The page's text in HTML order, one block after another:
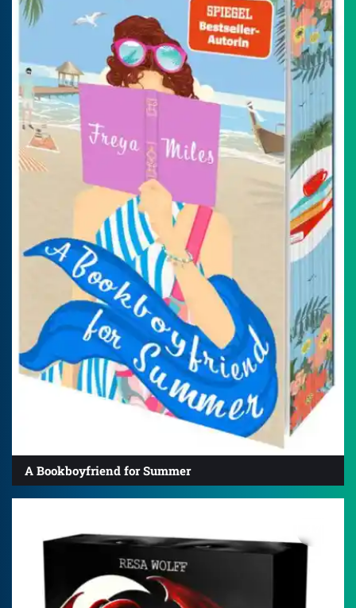
A Bookboyfriend for Summer